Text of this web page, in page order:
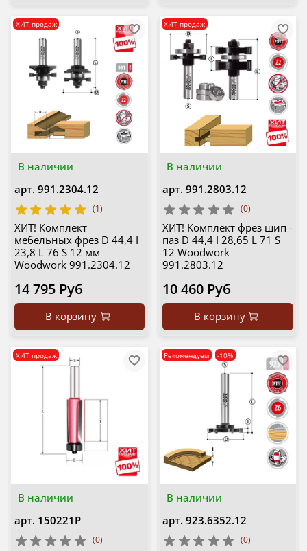
В наличии
ХИТ продаж
арт. 991.2304.12
(1)
ХИТ! Комплект
мебельных фрез D 44,4 I
23,8 L 76 S 12 мм
Woodwork 991.2304.12
14 795 Руб
В корзину
В наличии
ХИТ продаж
арт. 991.2803.12
(0)
ХИТ! Комплект фрез шип -
паз D 44,4 I 28,65 L 71 S
12 Woodwork
991.2803.12
10 460 Руб
В корзину
В наличии
ХИТ продаж
арт. 150221P
(0)
В наличии
Рекомендуем -10%
арт. 923.6352.12
(0)